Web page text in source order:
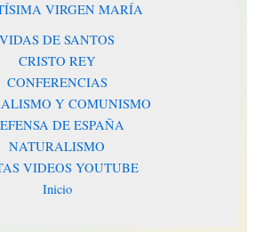
VIRGEN MARÍA
VIDAS DE SANTOS
CRISTO REY
CONFERENCIAS
Y COMUNISMO
DE ESPAÑA
NATURALISMO
VIDEOS YOUTUBE
Inicio